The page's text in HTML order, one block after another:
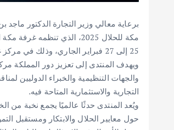
برعاية معالي وزير التجارة الدكتور
مكة للحلال 2025، الذي
25 إلى 27 فبراير الجاري، وذلك في مركز غرفة مكة للمؤتمرات والمعارض والفعاليات.
ويهدف المنتدى إلى تعزيز دور المملكة
والجهات التنظيمية والخبراء الدوليين
التجارية والاستثمارية المتاحة فيه.
ويُعد المنتدى حدثًا عالميًا يجمع نخبة
حول معايير الحلال والابتكار ومستقبل